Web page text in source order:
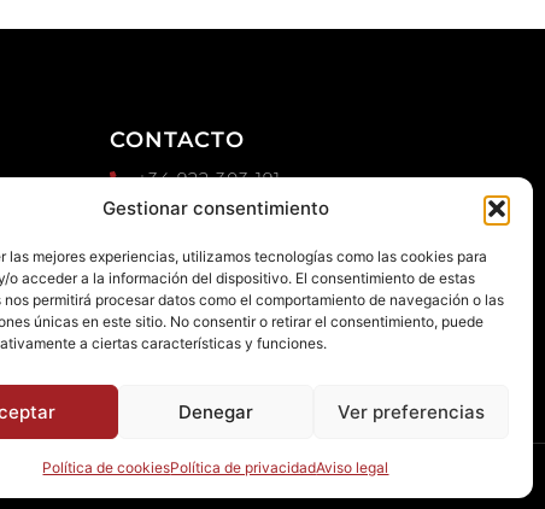
Gestionar consentimiento
las mejores experiencias, utilizamos tecnologías como las cookies para
o acceder a la información del dispositivo. El consentimiento de estas
permitirá procesar datos como el comportamiento de navegación o las
únicas en este sitio. No consentir o retirar el consentimiento, puede
a ciertas características y funciones.
Denegar Ver preferencias
Política de cookiesPolítica de privacidadAviso legal
CONTACTO
+34 922 303 191
+34 651 786 532
Trabaja con nosotros
Publicidad